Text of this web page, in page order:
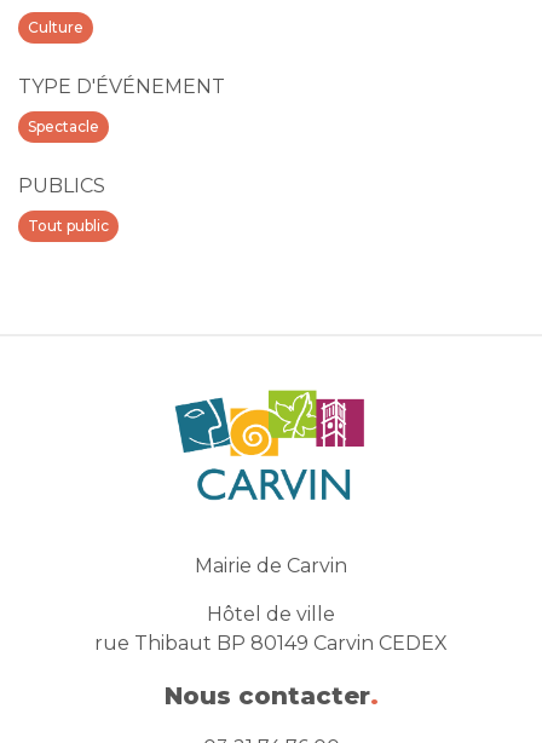
Culture
TYPE D'ÉVÉNEMENT
Spectacle
PUBLICS
Tout public
Mairie de Carvin
Hôtel de ville
rue Thibaut BP 80149 Carvin CEDEX
Nous contacter.